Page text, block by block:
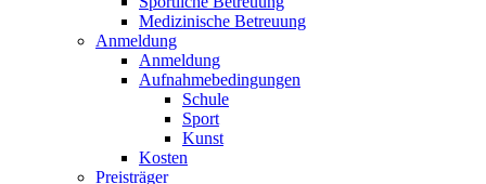
Medizinische Betreuung
Anmeldung
Anmeldung
Aufnahmebedingungen
Schule
Sport
Kunst
Kosten
Preisträger